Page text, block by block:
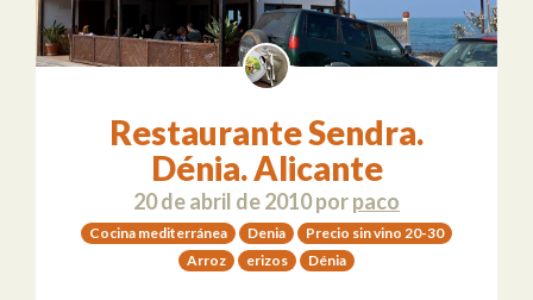
Restaurante Sendra.
Dénia. Alicante
20 de abril de 2010porpaco
Cocina mediterránea Denia
Precio sin vino 20-30
Arroz
erizos Dénia